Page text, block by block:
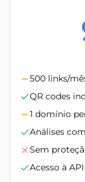
500 links/
QR codes
1 domínio
Análises
Sem
Acesso à API